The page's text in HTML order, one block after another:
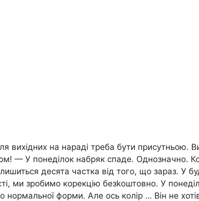
вихідних на нараді треба бути присутньою.
— У понеділок набряк спаде. Однозначно.
десята частка від того, що зараз. У
ми зробимо корекцію безkоштовно. У
нормальної форми. Але ось колір … Він не